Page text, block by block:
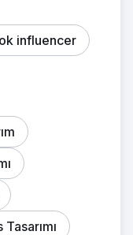
influencer